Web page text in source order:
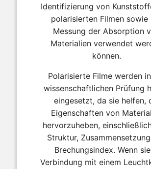
Identifizierung von
polarisierten Filmen sowie
Messung der Absorption
Materialien verwendet
können.
Polarisierte Filme werden
wissenschaftlichen Prüfung
eingesetzt, da sie helfen,
Eigenschaften von
hervorzuheben,
Struktur,
Brechungsindex. Wenn
Verbindung mit einem